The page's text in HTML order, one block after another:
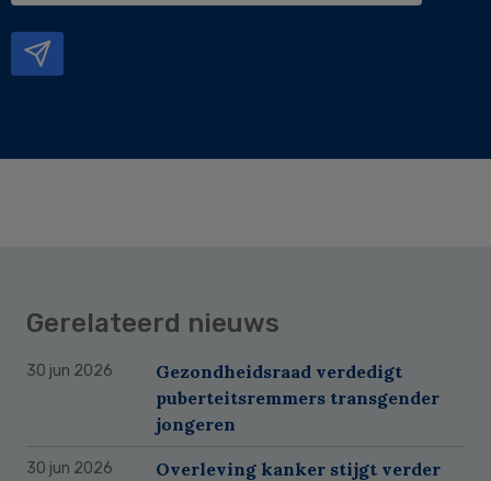
Gerelateerd nieuws
30 jun 2026
Gezondheidsraad verdedigt
puberteitsremmers transgender
jongeren
30 jun 2026 Overleving kanker stijgt verder